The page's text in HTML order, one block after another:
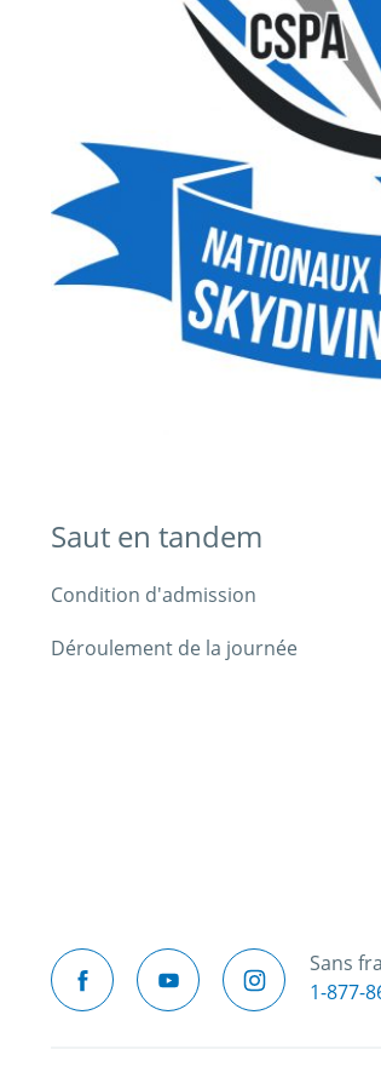
Saut en tandem
Condition d'admission
Déroulement de la journée
Sans
1-877-